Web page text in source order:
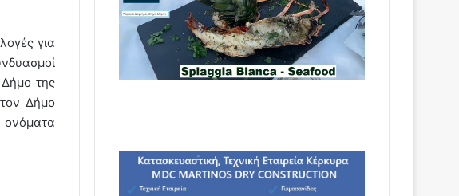
για
της
Δήμο
ονόματα